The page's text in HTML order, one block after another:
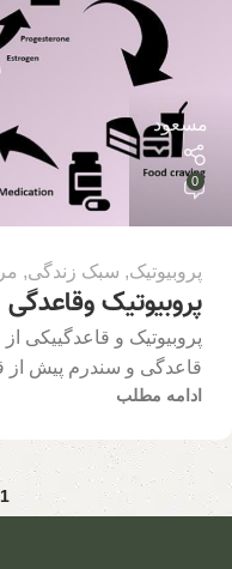
مسعود
0
پروبیوتیک, سبک زندگی,
پروبیوتیک وقاعدگی
پروبیوتیک و قاعدگییکی از
قاعدگی و سندرم پیش از
ادامه مطلب
1